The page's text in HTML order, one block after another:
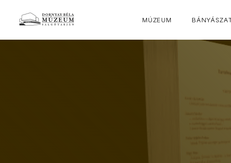
MÚZEUM